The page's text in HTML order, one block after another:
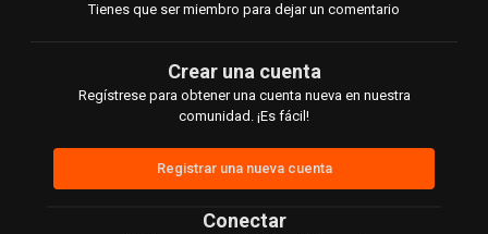
Tienes que ser miembro para dejar un comentario
Crear una cuenta
Regístrese para obtener una cuenta nueva en nuestra
comunidad. ¡Es fácil!
Registrar una nueva cuenta
Conectar